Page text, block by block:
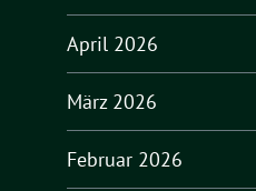
April 2026
März 2026
Februar 2026